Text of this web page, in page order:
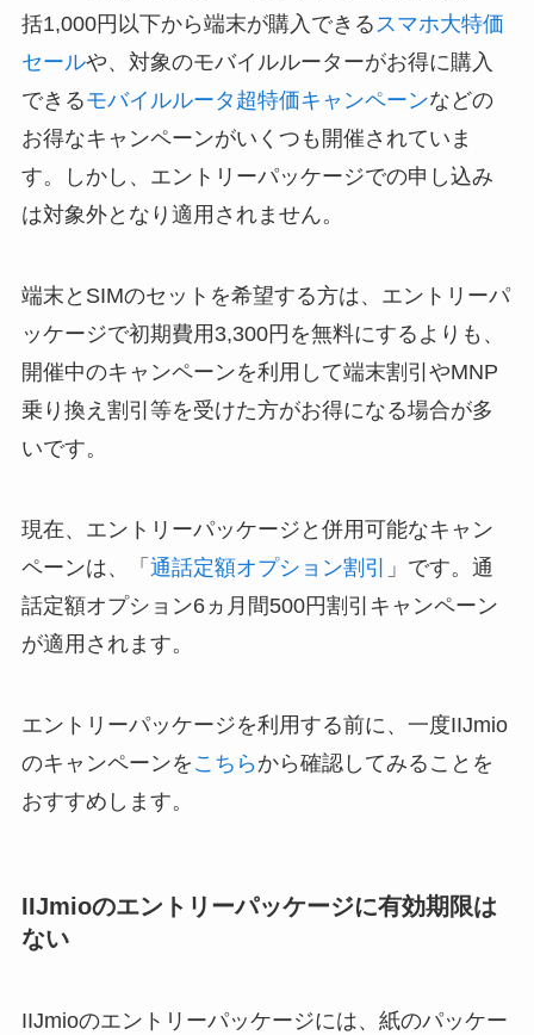
括1,000円以下から端末が購入できるスマホ大特価
セールや、対象のモバイルルーターがお得に購入
できるモバイルルータ超特価キャンペーンなどの
お得なキャンペーンがいくつも開催されていま
す。しかし、エントリーパッケージでの申し込み
は対象外となり適用されません。
端末とSIMのセットを希望する方は、エントリーパ
ッケージで初期費用3,300円を無料にするよりも、
開催中のキャンペーンを利用して端末割引やMNP
乗り換え割引等を受けた方がお得になる場合が多
いです。
現在、エントリーパッケージと併用可能なキャン
ペーンは、「 通話定額オプション割引
」です。通
話定額オプション6ヵ月間500円割引キャンペーン
が適用されます。
エントリーパッケージを利用する前に、一度IIJmio
のキャンペーンを こちら から確認してみることを
おすすめします。
IIJmioのエントリーパッケージに有効期限は
ない
IIJmioのエントリーパッケージには、紙のパッケー